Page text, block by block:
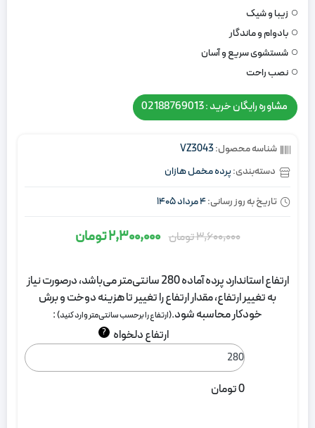
زیبا و شیک
بادوام و ماندگار
شستشوی سریع و آسان
نصب راحت
مشاوره رایگان خرید : 02188769013
شناسه محصول:VZ3043
دسته‌بندی:پرده مخمل هازان
تاریخ به روز رسانی:4 مرداد 1405
3,600,000تومان قیمت
3,600,000
تومان
بود.
2,300,000تومان
قیمت
2,300,000
تومان.
ارتفاع استاندارد پرده آماده 280 سانتی‌متر می‌باشد، درصورت نیاز
به تغییر ارتفاع، مقدار ارتفاع را تغییر تا هزینه دوخت و برش
خودکار محاسبه شود.(ارتفاع را برحسب سانتی‌متر وارد کنید):
ارتفاع دلخواه
?
0تومان